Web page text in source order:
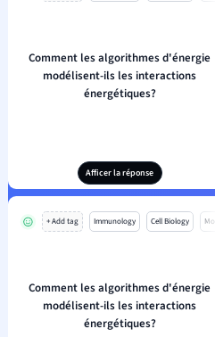
Comment les algorithmes d'énergie
modélisent-ils les interactions
énergétiques?
Afficer la réponse
+ Add tag Immunology Cell Biology Mo
Comment les algorithmes d'énergie
modélisent-ils les interactions
énergétiques?